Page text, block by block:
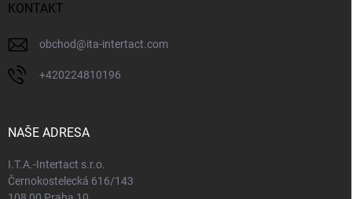
KONTAKT
obchod@ita-intertact.com
+420224810196
NAŠE ADRESA
I.T.A.-Intertact s.r.o.
Černokostelecká 616/143